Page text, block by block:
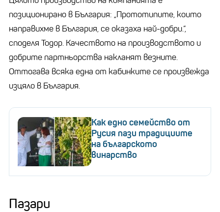
позиционирано в България: „Прототипите, които
направихме в България, се оказаха най-добри.“,
споделя Тодор. Качеството на производството и
добрите партньорства накланят везните.
Оттогава всяка една от кабинките се произвежда
изцяло в България.
Как едно семейство от
Русия пази традициите
на българското
винарство
Пазари